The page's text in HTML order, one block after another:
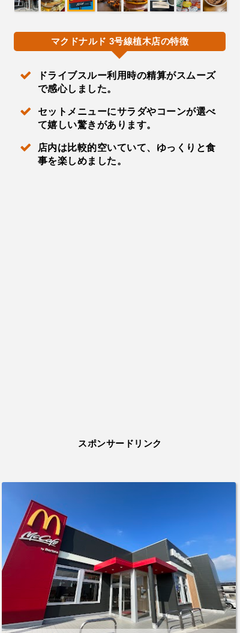
マクドナルド 3号線植木店の特徴
ドライブスルー利用時の精算がスムーズ
で感心しました。
セットメニューにサラダやコーンが選べ
て嬉しい驚きがあります。
店内は比較的空いていて、ゆっくりと食
事を楽しめました。
スポンサードリンク